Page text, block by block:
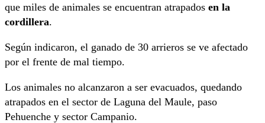
que miles de animales se encuentran atrapados en la
cordillera.
Según indicaron, el ganado de 30 arrieros se ve afectado
por el frente de mal tiempo.
Los animales no alcanzaron a ser evacuados, quedando
atrapados en el sector de Laguna del Maule, paso
Pehuenche y sector Campanio.